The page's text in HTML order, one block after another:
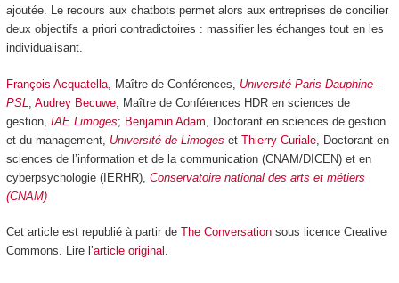
ajoutée. Le recours aux chatbots permet alors aux entreprises de concilier
deux objectifs a priori contradictoires : massifier les échanges tout en les
individualisant.
François Acquatella, Maître de Conférences, Université Paris Dauphine –
PSL ; Audrey Becuwe, Maître de Conférences HDR en sciences de
gestion, IAE Limoges; Benjamin Adam , Doctorant en sciences de gestion
et du management, Université de Limoges et Thierry Curiale, Doctorant en
sciences de l’information et de la communication (CNAM/DICEN) et en
cyberpsychologie (IERHR), Conservatoire national des arts et métiers
(CNAM)
Cet article est republié à partir de The Conversationsous licence Creative
Commons. Lire l’article original .